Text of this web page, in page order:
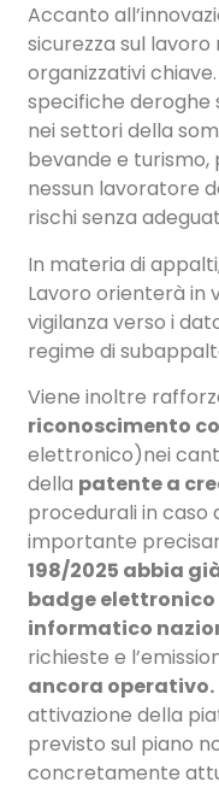
Accanto
sicurezza sul
organizzativi
specifiche deroghe
nei settori della
bevande e
nessun lavoratore
rischi senza
In materia di
Lavoro orienterà in
vigilanza verso i
regime di
Viene inoltre
riconoscimento
elettronico)nei
della patente a
procedurali in caso
importante
198/2025 abbia
badge
informatico
richieste e
ancora operativo.
attivazione della
previsto sul piano
concretamente